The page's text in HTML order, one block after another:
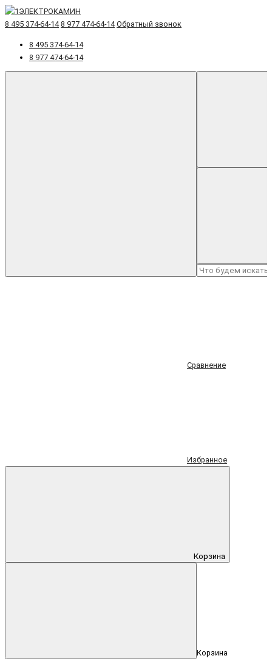
8 495 374-64-14 8 977 474-64-14 Обратный звонок
8 495 374-64-14
8 977 474-64-14
Сравнение
Избранное
Корзина
Корзина